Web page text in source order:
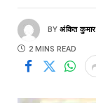
BY अंकित कुमार
2 MINS READ